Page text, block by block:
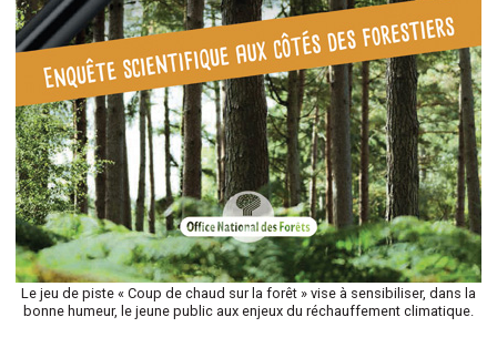
Le jeu de piste « Coup de chaud sur la forêt » vise à sensibiliser, dans la
bonne humeur, le jeune public aux enjeux du réchauffement climatique.